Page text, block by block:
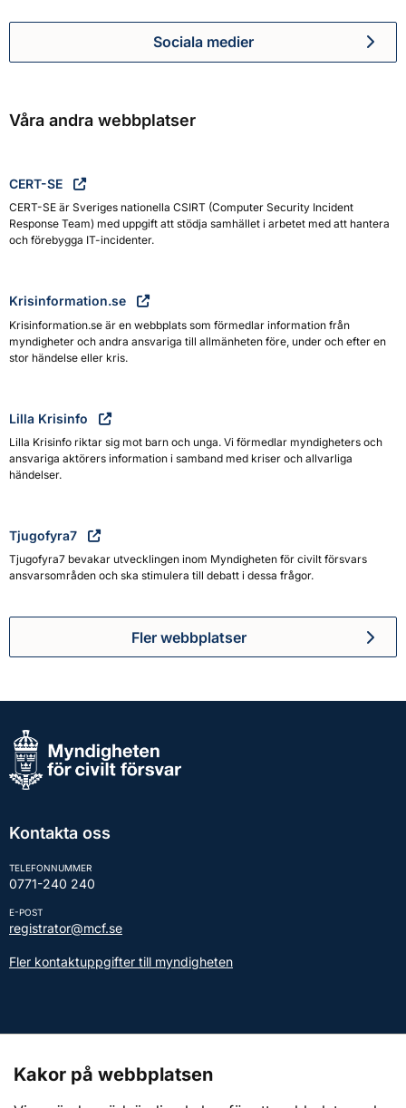
Myndigheten för civilt
Sociala medier
Våra andra webbplatser
CERT-SE
CERT-SE är Sveriges nationella CSIRT (Computer Security Incident
Response Team) med uppgift att stödja samhället i arbetet med att hantera
och förebygga IT-incidenter.
Krisinformation.se
Krisinformation.se är en webbplats som förmedlar information från
myndigheter och andra ansvariga till allmänheten före, under och efter en
stor händelse eller kris.
Lilla Krisinfo
Lilla Krisinfo riktar sig mot barn och unga. Vi förmedlar myndigheters och
ansvariga aktörers information i samband med kriser och allvarliga
händelser.
Tjugofyra7
Tjugofyra7 bevakar utvecklingen inom Myndigheten för civilt försvars
ansvarsområden och ska stimulera till debatt i dessa frågor.
Fler webbplatser
Kontakta oss
TELEFONNUMMER
0771-240 240
E-POST
registrator@mcf.se
Fler kontaktuppgifter till myndigheten
Kakor på webbplatsen